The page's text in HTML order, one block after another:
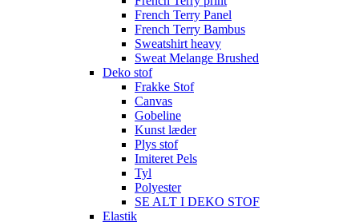
French Terry Panel
French Terry Bambus
Sweatshirt heavy
Sweat Melange Brushed
Deko stof
Frakke Stof
Canvas
Gobeline
Kunst læder
Plys stof
Imiteret Pels
Tyl
Polyester
SE ALT I DEKO STOF
Elastik